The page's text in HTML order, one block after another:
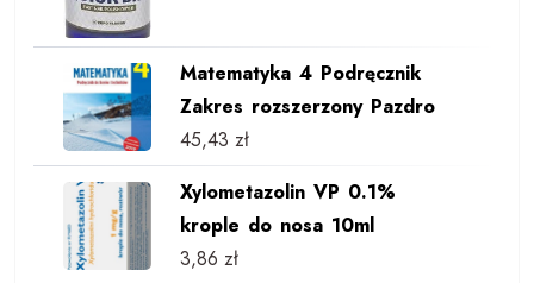
Matematyka 4 Podręcznik
Zakres rozszerzony Pazdro
45,43 zł
Xylometazolin VP 0.1%
krople do nosa 10ml
3,86 zł